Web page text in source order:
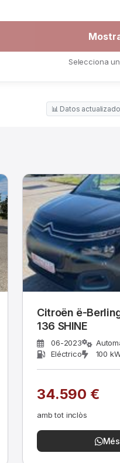
Selecciona
📊 Datos
Citroën ë-
136 SHINE
06-2023
Eléctrico
100
34.590 €
amb tot inclòs